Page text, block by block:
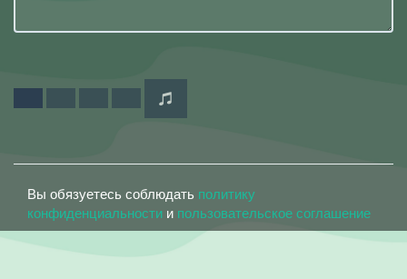
Вы обязуетесь соблюдать политику
конфиденциальности и пользовательское соглашение